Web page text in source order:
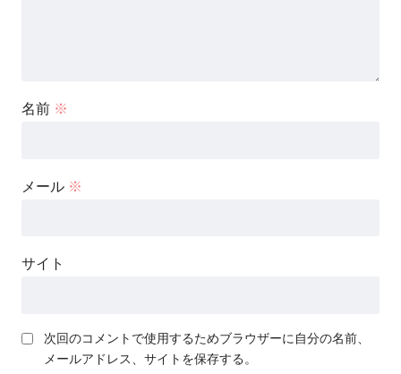
名前 ※
メール ※
サイト
次回のコメントで使用するためブラウザーに自分の名前、
メールアドレス、サイトを保存する。